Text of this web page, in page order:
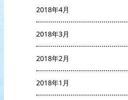
2018年4月
2018年3月
2018年2月
2018年1月